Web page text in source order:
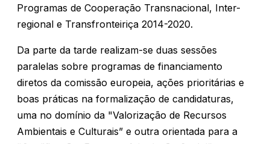
Programas de Cooperação Transnacional, Inter-
regional e Transfronteiriça 2014-2020.
Da parte da tarde realizam-se duas sessões
paralelas sobre programas de financiamento
diretos da comissão europeia, ações prioritárias e
boas práticas na formalização de candidaturas,
uma no domínio da "Valorização de Recursos
Ambientais e Culturais” e outra orientada para a